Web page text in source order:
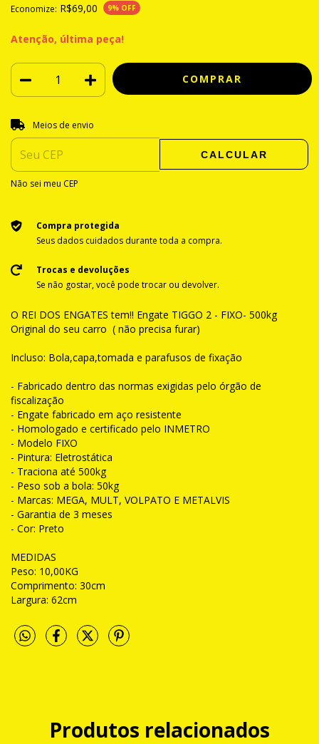
Economize: R$69,00 9% OFF
Atenção, última peça!
Entregas para o CEP:
Meios de envio
CALCULAR
Não sei meu CEP
Compra protegida
Seus dados cuidados durante toda a compra.
Trocas e devoluções
Se não gostar, você pode trocar ou devolver.
O REI DOS ENGATES tem!! Engate TIGGO 2 - FIXO- 500kg
Original do seu carro ( não precisa furar)
Incluso: Bola,capa,tomada e parafusos de fixação
- Fabricado dentro das normas exigidas pelo órgão de
fiscalização
- Engate fabricado em aço resistente
- Homologado e certificado pelo INMETRO
- Modelo FIXO
- Pintura: Eletrostática
- Traciona até 500kg
- Peso sob a bola: 50kg
- Marcas: MEGA, MULT, VOLPATO E METALVIS
- Garantia de 3 meses
- Cor: Preto
MEDIDAS
Peso: 10,00KG
Comprimento: 30cm
Largura: 62cm
Produtos relacionados